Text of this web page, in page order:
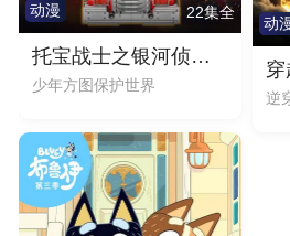
动漫 22集全
托宝战士之银河侦探 第5季
少年方图保护世界
动
逆